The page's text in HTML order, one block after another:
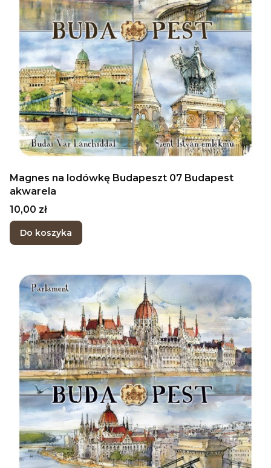
Magnes na lodówkę Budapeszt 07 Budapest
akwarela
Cena
10,00 zł
Do koszyka